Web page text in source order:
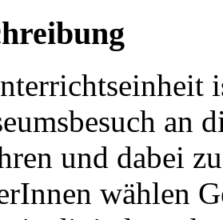
an
und dabei
wählen